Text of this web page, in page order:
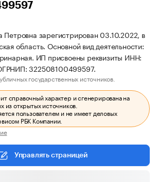
зарегистрирован 03.10.2022, в
область. Основной вид деятельности:
ИП присвоены реквизиты ИНН:
322508100499597.
государственных источников.
справочный характер и сгенерирована на
из открытых источников.
пользователем и не имеет деловых
РБК Компании.
Управлять страницей